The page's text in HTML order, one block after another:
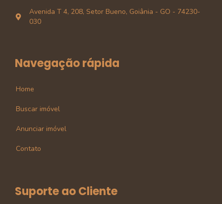
Avenida T 4, 208, Setor Bueno, Goiânia - GO - 74230-
030
Navegação rápida
Home
Buscar imóvel
Anunciar imóvel
Contato
Suporte ao Cliente